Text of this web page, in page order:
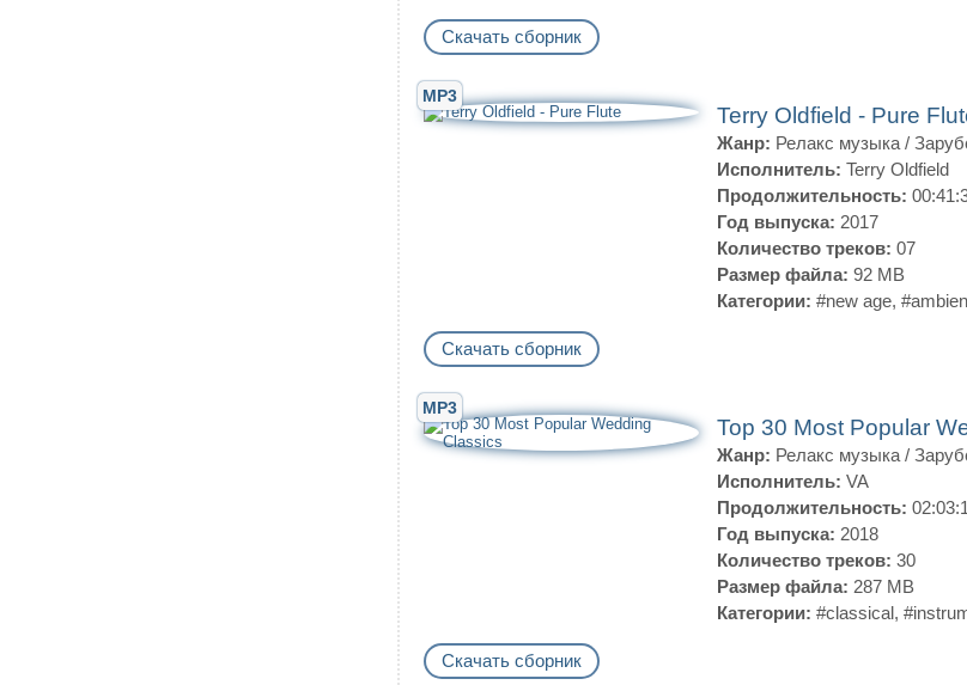
Скачать сборник
MP3
Terry Oldfield - Pure
Жанр: Релакс музыка /
Исполнитель: Terry Oldfield
Продолжительность:
Год выпуска: 2017
Количество треков: 07
Размер файла: 92 MB
Категории: #new age,
Скачать сборник
MP3
Top 30 Most Popular
Жанр: Релакс музыка /
Исполнитель: VA
Продолжительность:
Год выпуска: 2018
Количество треков: 30
Размер файла: 287 MB
Категории: #classical,
Скачать сборник